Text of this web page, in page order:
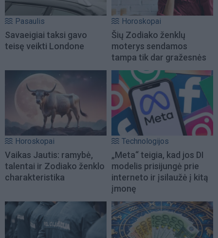
Pasaulis
Savaeigiai taksi gavo
teisę veikti Londone
Horoskopai
Šių Zodiako ženklų
moterys sendamos
tampa tik dar gražesnės
Horoskopai
Vaikas Jautis: ramybė,
talentai ir Zodiako ženklo
charakteristika
Technologijos
„Meta“ teigia, kad jos DI
modelis prisijungė prie
interneto ir įsilaužė į kitą
įmonę